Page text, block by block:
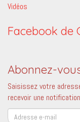
Vidéos
Facebook de
Abonnez-
Saisissez votre
recevoir une
Adresse